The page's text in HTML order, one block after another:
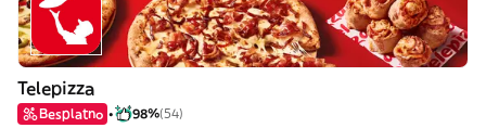
Telepizza
Besplatno 98%(54)